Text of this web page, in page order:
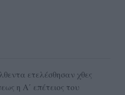
ετελέσθησαν χθες
η Α΄ επέτειος του